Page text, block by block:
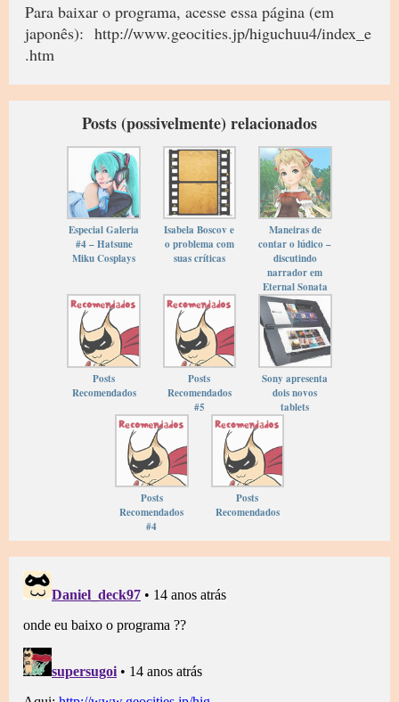
Para baixar o programa, acesse essa página (em
japonês): http://www.geocities.jp/higuchuu4/index_e
.htm
Posts (possivelmente) relacionados
Especial Galeria
#4 – Hatsune
Miku Cosplays
Isabela Boscov e
o problema com
suas críticas
Maneiras de
contar o lúdico –
discutindo
narrador em
Eternal Sonata
Posts
Recomendados
Posts
Recomendados
#5
Sony apresenta
dois novos
tablets
Posts
Recomendados
#4
Posts
Recomendados